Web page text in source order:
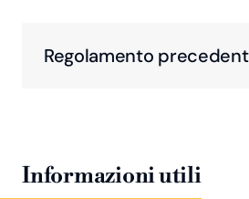
Regolamento
Informazioni utili